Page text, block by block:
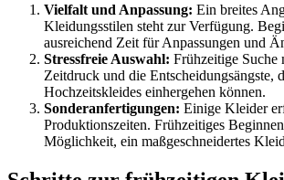
Vielfalt und Anpassung: Ein breites
Kleidungsstilen steht zur Verfügung.
ausreichend Zeit für Anpassungen und
Stressfreie Auswahl: Frühzeitige Suche
Zeitdruck und die Entscheidungsängste,
Hochzeitskleides einhergehen können.
Sonderanfertigungen: Einige Kleider
Produktionszeiten. Frühzeitiges
Möglichkeit, ein maßgeschneidertes